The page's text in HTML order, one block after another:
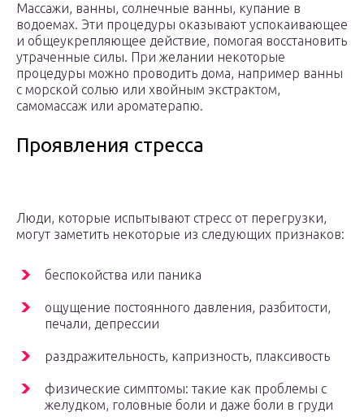
Массажи, ванны, солнечные ванны, купание в
водоемах. Эти процедуры оказывают успокаивающее
и общеукрепляющее действие, помогая восстановить
утраченные силы. При желании некоторые
процедуры можно проводить дома, например ванны
с морской солью или хвойным экстрактом,
самомассаж или ароматерапю.
Проявления стресса
Люди, которые испытывают стресс от перегрузки,
могут заметить некоторые из следующих признаков:
беспокойства или паника
ощущение постоянного давления, разбитости,
печали, депрессии
раздражительность, капризность, плаксивость
физические симптомы: такие как проблемы с
желудком, головные боли и даже боли в груди